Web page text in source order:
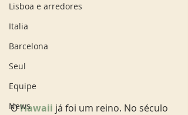
Lisboa e arredores
Italia
Barcelona
Seul
Equipe
News
O Hawaii já foi um reino. No século